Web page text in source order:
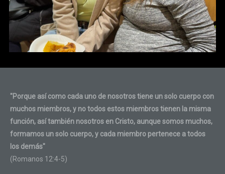
"Porque así como cada uno de nosotros tiene un solo cuerpo con
muchos miembros, y no todos estos miembros tienen la misma
función, así también nosotros en Cristo, aunque somos muchos,
formamos un solo cuerpo, y cada miembro pertenece a todos
los demás"
(Romanos 12:4-5)